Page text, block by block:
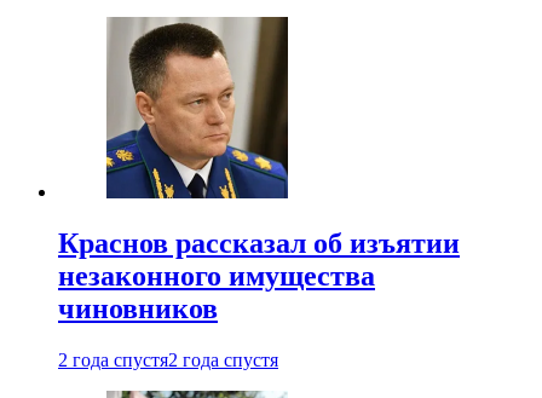
Краснов рассказал об изъятии
незаконного имущества
чиновников
2 года спустя2 года спустя